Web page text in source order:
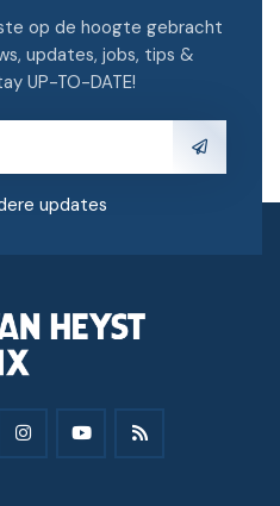
op de hoogte gebracht
updates, jobs, tips &
UP-TO-DATE!
updates